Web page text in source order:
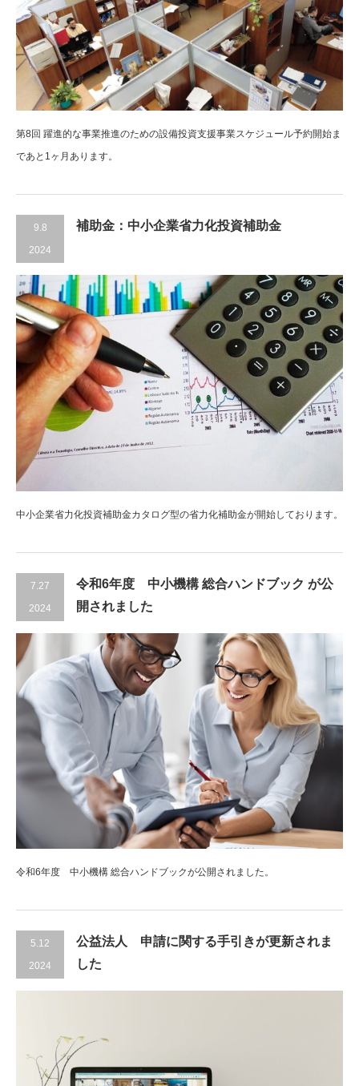
第8回 躍進的な事業推進のための設備投資支援事業スケジュール予約開始ま
であと1ヶ月あります。
9.8
2024
補助金：中小企業省力化投資補助金
中小企業省力化投資補助金カタログ型の省力化補助金が開始しております。
7.27
2024
令和6年度 中小機構 総合ハンドブック が公
開されました
令和6年度 中小機構 総合ハンドブックが公開されました。
5.12
2024
公益法人 申請に関する手引きが更新されま
した